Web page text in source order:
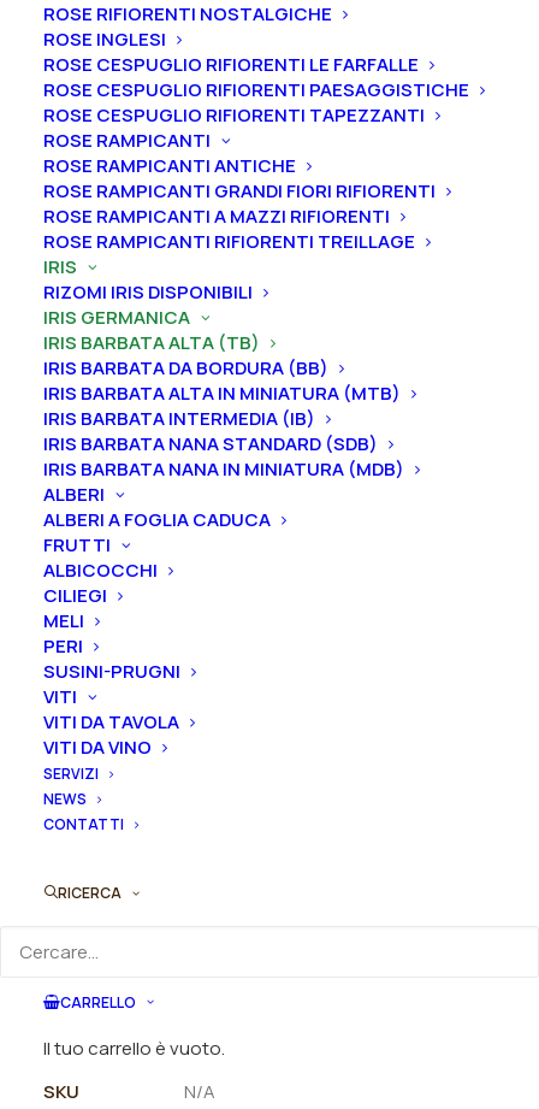
ROSE RIFIORENTI NOSTALGICHE
ROSE INGLESI
ROSE CESPUGLIO RIFIORENTI LE FARFALLE
ROSE CESPUGLIO RIFIORENTI PAESAGGISTICHE
ROSE CESPUGLIO RIFIORENTI TAPEZZANTI
ROSE RAMPICANTI
ROSE RAMPICANTI ANTICHE
ROSE RAMPICANTI GRANDI FIORI RIFIORENTI
ROSE RAMPICANTI A MAZZI RIFIORENTI
ROSE RAMPICANTI RIFIORENTI TREILLAGE
IRIS
RIZOMI IRIS DISPONIBILI
IRIS GERMANICA
IRIS BARBATA ALTA (TB)
IRIS BARBATA DA BORDURA (BB)
IRIS BARBATA ALTA IN MINIATURA (MTB)
IRIS BARBATA INTERMEDIA (IB)
IRIS BARBATA NANA STANDARD (SDB)
IRIS BARBATA NANA IN MINIATURA (MDB)
ALBERI
ALBERI A FOGLIA CADUCA
FRUTTI
ALBICOCCHI
CILIEGI
MELI
PERI
SUSINI-PRUGNI
VITI
VITI DA TAVOLA
VITI DA VINO
SERVIZI
NEWS
CONTATTI
RICERCA
CARRELLO
Il tuo carrello è vuoto.
Iris germanica
“Whirl And Sparkle”
From7,00€
L’iris germanica “Whirl And Sparkle” ha vessilli bianco
ghiaccio sfumati di lilla alla base e al centro, ali lilla
medio con fascia bianca sfumata all’estremità della
barba, barbe bianche alla base, mandarino grigiastro
nella gola, mandarino medio al centro, estremità
mandarino pallido, profumo leggermente dolce.
Altezza 86 cm. Fioritura precoce a intermedia.
Le piante di Iris in vasosono disponibili in
periodo mentre i
disponibili solo
nel periodo che vada luglio a settembre.
Formato
Iris
germanica
"Whirl And Sparkle"
quantità
Ordina subito questo prodotto!
Puoi acquistare ora questo prodotto contattandoci e
indicando la dimensione del vaso desiderata e la
SKU
N/A